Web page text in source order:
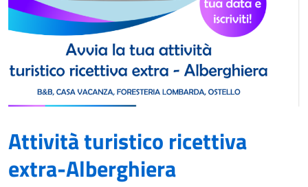
Attività turistico ricettiva
extra-Alberghiera